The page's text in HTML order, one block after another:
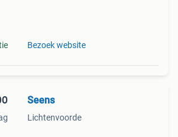
Bezoek website
Seens
Lichtenvoorde